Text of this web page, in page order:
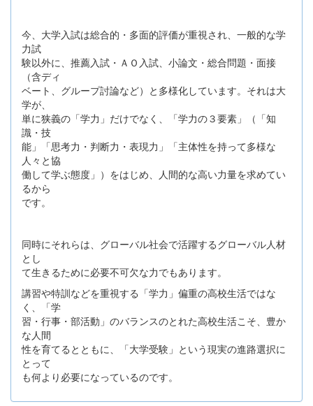
今、大学入試は総合的・多面的評価が重視され、一般的な学
力試
験以外に、推薦入試・ＡＯ入試、小論文・総合問題・面接
（含ディ
ベート、グループ討論など）と多様化しています。それは大
学が、
単に狭義の「学力」だけでなく、「学力の３要素」（「知
識・技
能」「思考力・判断力・表現力」「主体性を持って多様な
人々と協
働して学ぶ態度」）をはじめ、人間的な高い力量を求めてい
るから
です。
同時にそれらは、グローバル社会で活躍するグローバル人材
とし
て生きるために必要不可欠な力でもあります。
講習や特訓などを重視する「学力」偏重の高校生活ではな
く、「学
習・行事・部活動」のバランスのとれた高校生活こそ、豊か
な人間
性を育てるとともに、「大学受験」という現実の進路選択に
とって
も何より必要になっているのです。